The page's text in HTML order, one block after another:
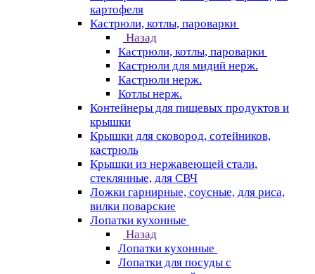
картофеля
Кастрюли, котлы, пароварки
Назад
Кастрюли, котлы, пароварки
Кастрюли для мидий нерж.
Кастрюли нерж.
Котлы нерж.
Контейнеры для пищевых продуктов и
крышки
Крышки для сковород, сотейников,
кастрюль
Крышки из нержавеющей стали,
стеклянные, для СВЧ
Ложки гарнирные, соусные, для риса,
вилки поварские
Лопатки кухонные
Назад
Лопатки кухонные
Лопатки для посуды с